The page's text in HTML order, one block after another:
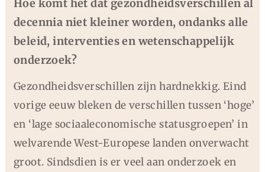
Hoe komt het dat gezondheidsverschillen al
decennia niet kleiner worden, ondanks alle
beleid, interventies en wetenschappelijk
onderzoek?
Gezondheidsverschillen zijn hardnekkig. Eind
vorige eeuw bleken de verschillen tussen ‘hoge’
en ‘lage sociaaleconomische statusgroepen’ in
welvarende West-Europese landen onverwacht
groot. Sindsdien is er veel aan onderzoek en